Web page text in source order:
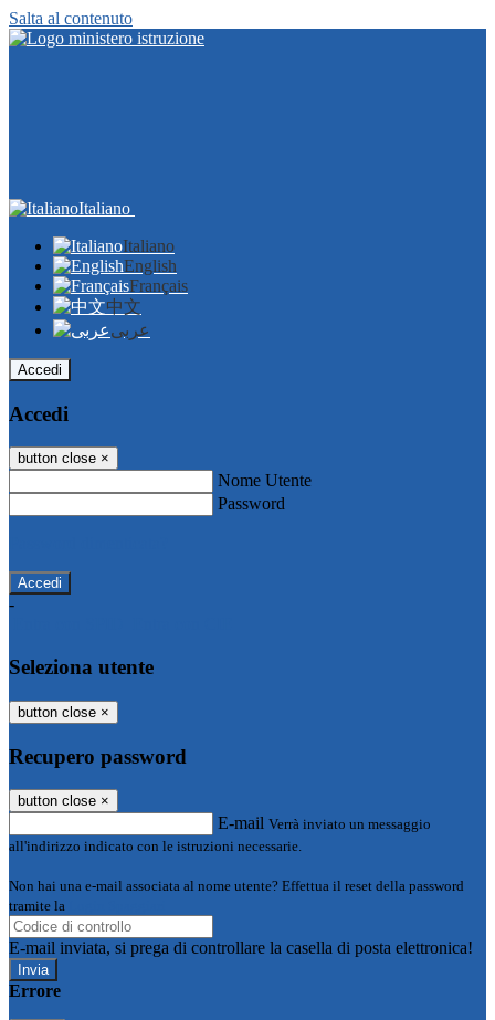
Salta al contenuto
Italiano
Italiano
English
Français
中文
عربى
Accedi
Accedi
button close ×
Nome Utente
Password
-
Seleziona utente
button close ×
Recupero password
button close ×
E-mail Verrà inviato un messaggio
all'indirizzo indicato con le istruzioni necessarie.
Non hai una e-mail associata al nome utente? Effettua il reset della password
tramite la
E-mail inviata, si prega di controllare la casella di posta elettronica!
Errore